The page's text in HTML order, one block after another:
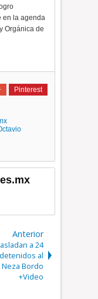
en la agenda
Orgánica de
Pinterest
Anterior
a 24
al
Bordo
+Video